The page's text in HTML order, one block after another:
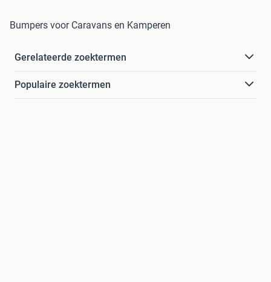
Bumpers voor Caravans en Kamperen
Gerelateerde zoektermen
Populaire zoektermen